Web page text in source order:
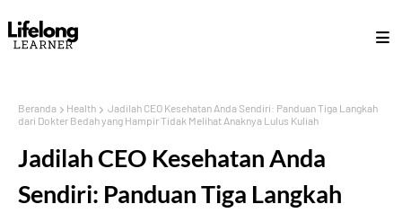
Beranda Health
Jadilah CEO Kesehatan Anda Sendiri: Panduan Tiga Langkah
dari Dokter Bedah yang Hampir Tidak Melihat Anaknya Lulus Kuliah
Jadilah CEO Kesehatan Anda
Sendiri: Panduan Tiga Langkah